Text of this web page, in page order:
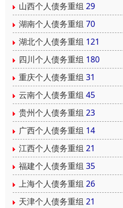
山西个人债务重组 29
湖南个人债务重组 70
湖北个人债务重组 121
四川个人债务重组 180
重庆个人债务重组 31
云南个人债务重组 45
贵州个人债务重组 23
广西个人债务重组 14
江西个人债务重组 21
福建个人债务重组 35
上海个人债务重组 26
天津个人债务重组 21